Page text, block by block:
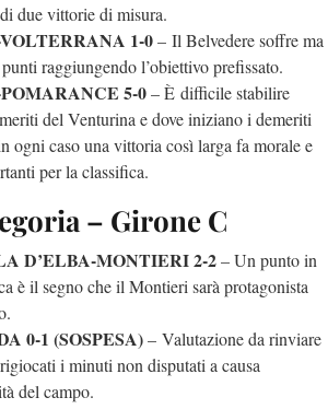
due vittorie di misura.
1-0– Il Belvedere soffre ma
raggiungendo l’obiettivo prefissato.
5-0– È difficile stabilire
del Venturina e dove iniziano i demeriti
ogni caso una vittoria così larga fa morale e
per la classifica.
– Girone C
D’ELBA-MONTIERI 2-2– Un punto in
è il segno che il Montieri sarà protagonista
0-1 (SOSPESA)– Valutazione da rinviare
i minuti non disputati a causa
del campo.